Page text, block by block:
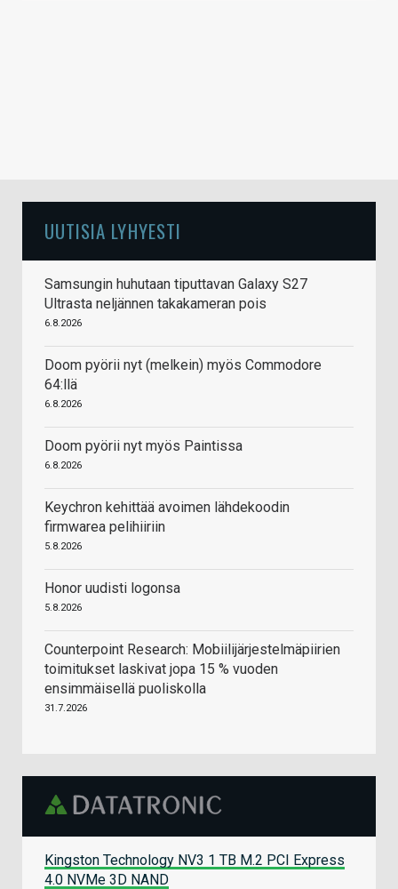
UUTISIA LYHYESTI
Samsungin huhutaan tiputtavan Galaxy S27
Ultrasta neljännen takakameran pois
6.8.2026
Doom pyörii nyt (melkein) myös Commodore
64:llä
6.8.2026
Doom pyörii nyt myös Paintissa
6.8.2026
Keychron kehittää avoimen lähdekoodin
firmwarea pelihiiriin
5.8.2026
Honor uudisti logonsa
5.8.2026
Counterpoint Research: Mobiilijärjestelmäpiirien
toimitukset laskivat jopa 15 % vuoden
ensimmäisellä puoliskolla
31.7.2026
Kingston Technology NV3 1 TB M.2 PCI Express
4.0 NVMe 3D NAND